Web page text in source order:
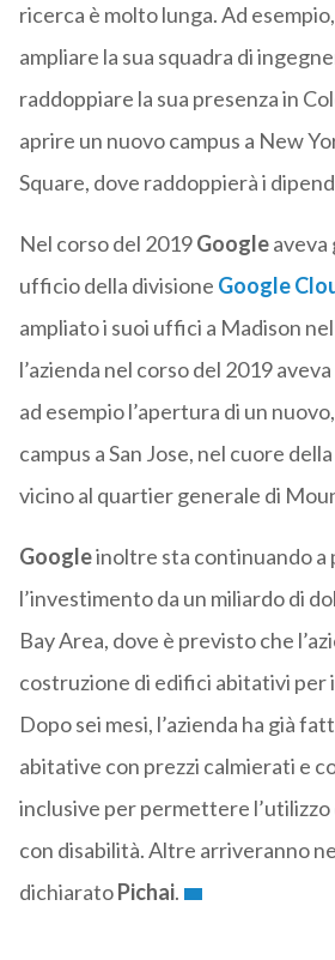
ricerca è molto lunga. Ad
ampliare la sua squadra di
raddoppiare la sua presenza in
aprire un nuovo campus a New
Square, dove raddoppierà i
Nel corso del 2019Googleaveva
ufficio della divisione Google
ampliato i suoi uffici a Madison
l’azienda nel corso del 2019
ad esempio l’apertura di un
campus a San Jose, nel cuore della
vicino al quartier generale di
Googleinoltre sta continuando a
l’investimento da un miliardo di
Bay Area, dove è previsto che
costruzione di edifici abitativi per
Dopo sei mesi, l’azienda ha già
abitative con prezzi calmierati e
inclusive per permettere
con disabilità. Altre arriveranno
dichiaratoPichai.